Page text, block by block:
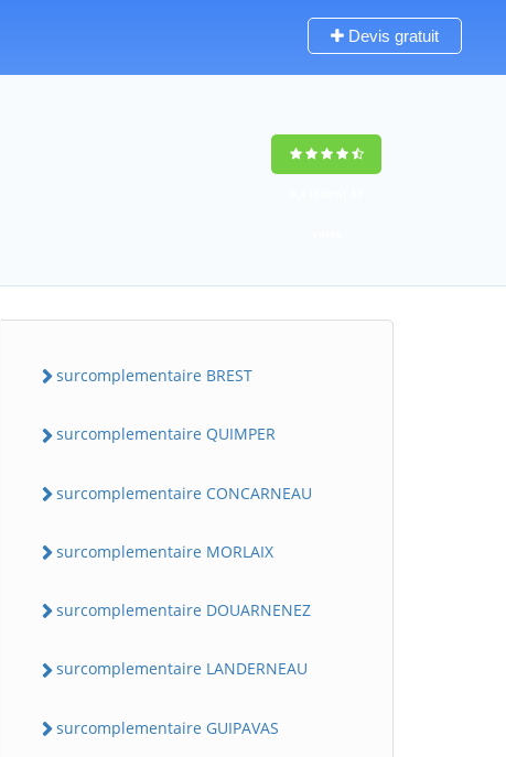
Devis gratuit
surcomplementaire BREST
surcomplementaire QUIMPER
surcomplementaire CONCARNEAU
surcomplementaire MORLAIX
surcomplementaire DOUARNENEZ
surcomplementaire LANDERNEAU
surcomplementaire GUIPAVAS